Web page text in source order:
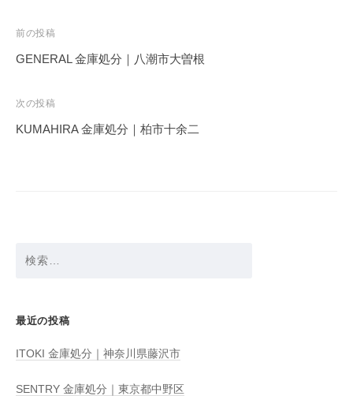
投
稿
ビ
ゲ
前の投稿
GENERAL 金庫処分｜八潮市大曽根
次の投稿
KUMAHIRA 金庫処分｜柏市十余二
最近の投稿
ITOKI 金庫処分｜神奈川県藤沢市
SENTRY 金庫処分｜東京都中野区